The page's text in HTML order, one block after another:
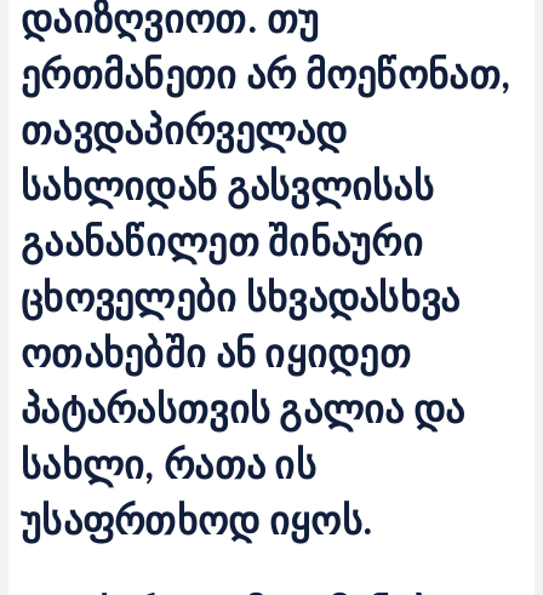
დაიზღვიოთ. თუ
ერთმანეთი არ მოეწონათ,
თავდაპირველად
სახლიდან გასვლისას
გაანაწილეთ შინაური
ცხოველები სხვადასხვა
ოთახებში ან იყიდეთ
პატარასთვის გალია და
სახლი, რათა ის
უსაფრთხოდ იყოს.